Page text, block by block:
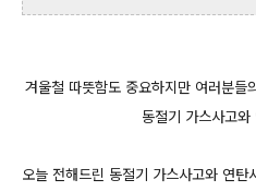
겨울철 따뜻함도 중요하지만 여러분
동절기 가스사고
오늘 전해드린 동절기 가스사고와 연